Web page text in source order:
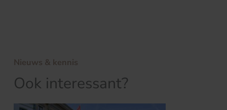
Nieuws & kennis
Ook interessant?